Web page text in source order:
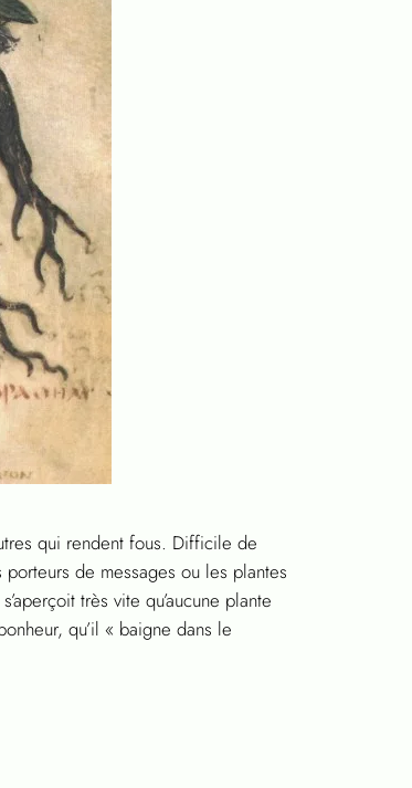
qui rendent fous. Difficile de
de messages ou les plantes
très vite qu’aucune plante
qu’il « baigne dans le